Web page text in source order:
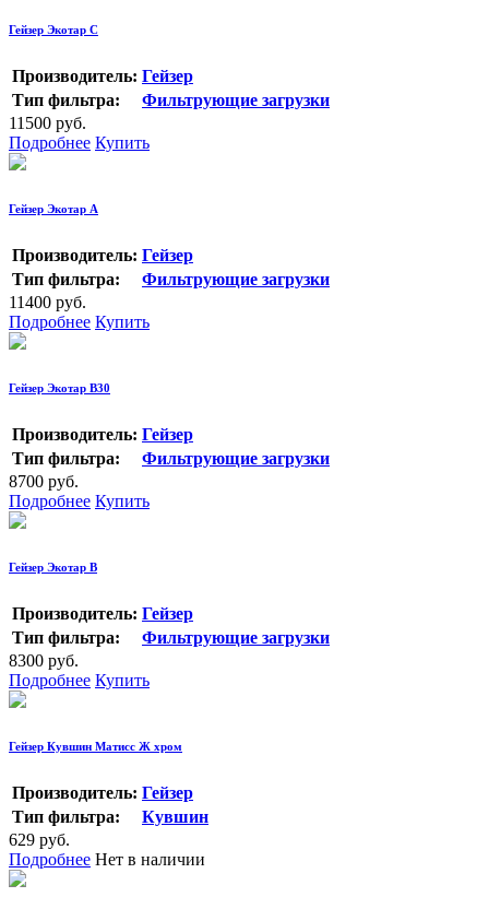
Гейзер Экотар С
Производитель: Гейзер
Тип фильтра:
Фильтрующие загрузки
11500 руб.
Подробнее Купить
Гейзер Экотар А
Производитель: Гейзер
Тип фильтра:
Фильтрующие загрузки
11400 руб.
Подробнее Купить
Гейзер Экотар В30
Производитель: Гейзер
Тип фильтра:
Фильтрующие загрузки
8700 руб.
Подробнее Купить
Гейзер Экотар В
Производитель: Гейзер
Тип фильтра:
Фильтрующие загрузки
8300 руб.
Подробнее Купить
Гейзер Кувшин Матисс Ж хром
Производитель: Гейзер
Тип фильтра:
Кувшин
629 руб.
Подробнее Нет в наличии